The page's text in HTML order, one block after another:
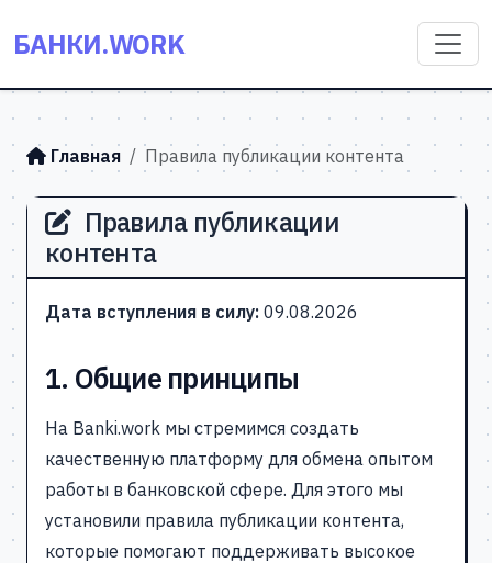
БАНКИ.WORK
Главная Правила публикации контента
Правила публикации
контента
Дата вступления в силу: 09.08.2026
1. Общие принципы
На Banki.work мы стремимся создать
качественную платформу для обмена опытом
работы в банковской сфере. Для этого мы
установили правила публикации контента,
которые помогают поддерживать высокое